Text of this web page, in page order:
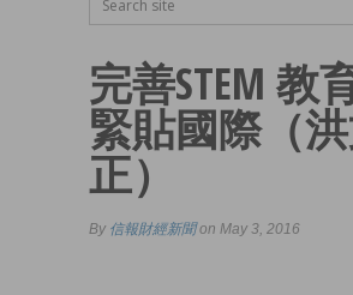
完善STEM 教
緊貼國際（
正）
By 信報財經新聞on May 3, 2016